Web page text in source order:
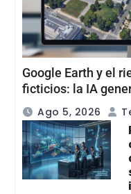
Google Earth y el
ficticios: la IA
Ago 5, 2026